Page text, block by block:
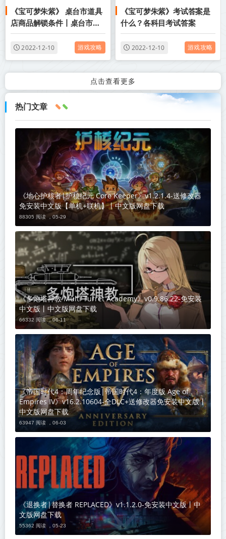
《宝可梦朱紫》 桌台市道具
店商品解锁条件丨桌台市道
具店商品一览
2022-12-10 游戏攻略
《宝可梦朱紫》考试答案是
什么？各科目考试答案
2022-12-10 游戏攻略
点击查看更多
热门文章
《地心护核者|护核纪元 Core Keeper》v1.2.1.4-送修改器
免安装中文版【单机+联机】丨中文版网盘下载
88305 阅读 ，05-29
《多炮塔神教 Multi Turret Academy》v0.9.86.22-免安装
中文版丨中文版网盘下载
66332 阅读 ，06-11
《帝国时代4：周年纪念版|帝国时代4：年度版 Age of
Empires IV》v16.2.10604-全DLC+送修改器免安装中文版丨
中文版网盘下载
63947 阅读 ， 06-03
《退换者|替换者 REPLACED》v1.1.2.0-免安装中文版丨中
文版网盘下载
55362 阅读 ， 05-23